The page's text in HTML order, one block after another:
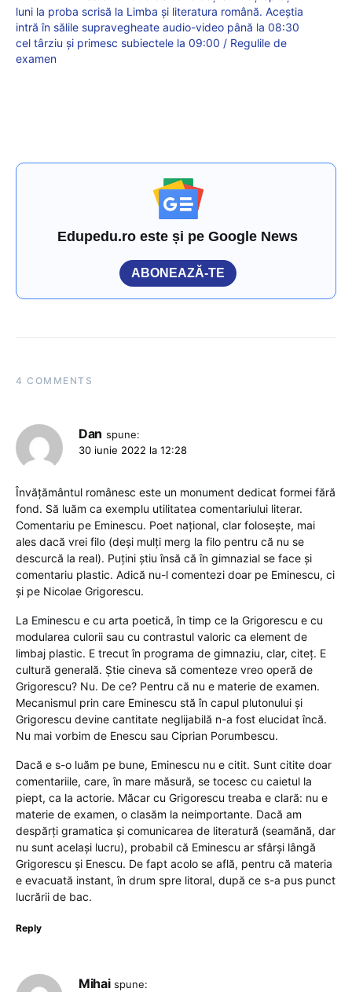
luni la proba scrisă la Limba și literatura română. Aceștia
intră în sălile supravegheate audio-video până la 08:30
cel târziu și primesc subiectele la 09:00 / Regulile de
examen
Edupedu.ro este și pe Google News
ABONEAZĂ-TE
4 COMMENTS
Dan spune:
30 iunie 2022 la 12:28
Învățământul românesc este un monument dedicat formei fără
fond. Să luăm ca exemplu utilitatea comentariului literar.
Comentariu pe Eminescu. Poet național, clar folosește, mai
ales dacă vrei filo (deși mulți merg la filo pentru că nu se
descurcă la real). Puțini știu însă că în gimnazial se face și
comentariu plastic. Adică nu-l comentezi doar pe Eminescu, ci
și pe Nicolae Grigorescu.
La Eminescu e cu arta poetică, în timp ce la Grigorescu e cu
modularea culorii sau cu contrastul valoric ca element de
limbaj plastic. E trecut în programa de gimnaziu, clar, citeț. E
cultură generală. Știe cineva să comenteze vreo operă de
Grigorescu? Nu. De ce? Pentru că nu e materie de examen.
Mecanismul prin care Eminescu stă în capul plutonului și
Grigorescu devine cantitate neglijabilă n-a fost elucidat încă.
Nu mai vorbim de Enescu sau Ciprian Porumbescu.
Dacă e s-o luăm pe bune, Eminescu nu e citit. Sunt citite doar
comentariile, care, în mare măsură, se tocesc cu caietul la
piept, ca la actorie. Măcar cu Grigorescu treaba e clară: nu e
materie de examen, o clasăm la neimportante. Dacă am
despărți gramatica și comunicarea de literatură (seamănă, dar
nu sunt același lucru), probabil că Eminescu ar sfârși lângă
Grigorescu și Enescu. De fapt acolo se află, pentru că materia
e evacuată instant, în drum spre litoral, după ce s-a pus punct
lucrării de bac.
Reply
Mihai spune: